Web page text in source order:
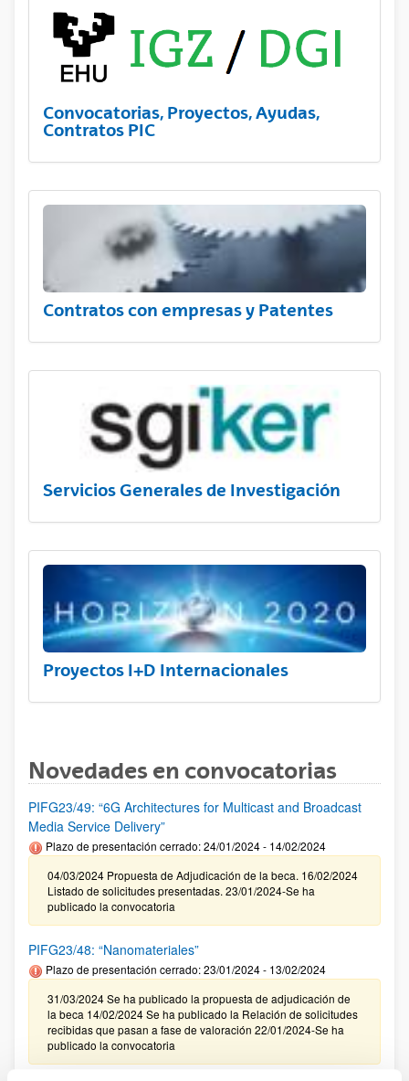
Convocatorias, Proyectos, Ayudas,
Contratos PIC
Contratos con empresas y Patentes
Servicios Generales de Investigación
Proyectos I+D Internacionales
Novedades en convocatorias
PIFG23/49: “6G Architectures for Multicast and Broadcast
Media Service Delivery”
Plazo de presentación cerrado: 24/01/2024 - 14/02/2024
04/03/2024 Propuesta de Adjudicación de la beca. 16/02/2024
Listado de solicitudes presentadas. 23/01/2024-Se ha
publicado la convocatoria
PIFG23/48: “Nanomateriales”
Plazo de presentación cerrado: 23/01/2024 - 13/02/2024
31/03/2024 Se ha publicado la propuesta de adjudicación de
la beca 14/02/2024 Se ha publicado la Relación de solicitudes
recibidas que pasan a fase de valoración 22/01/2024-Se ha
publicado la convocatoria